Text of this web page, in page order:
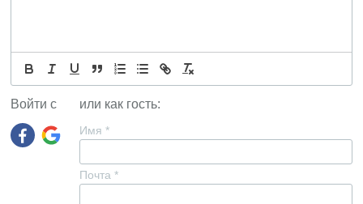
Войти с или как гость:
Имя *
Почта *